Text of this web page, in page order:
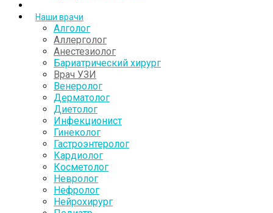
Наши врачи
Алголог
Аллерголог
Анестезиолог
Бариатрический хирург
Врач УЗИ
Венеролог
Дерматолог
Диетолог
Инфекционист
Гинеколог
Гастроэнтеролог
Кардиолог
Косметолог
Невролог
Нефролог
Нейрохирург